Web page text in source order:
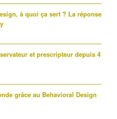
à quoi ça sert ? La réponse
et prescripteur depuis 4
grâce au Behavioral Design